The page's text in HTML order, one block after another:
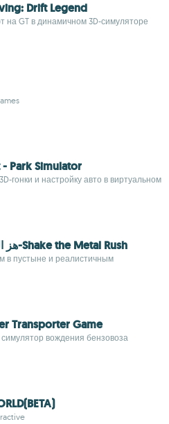
Drift Legend
на GT в динамичном 3D-симуляторе
Park Simulator
гонки и настройку авто в виртуальном
هز الحديد تطويف-Shake the Metal Rush
в пустыне и реалистичным
Transporter Game
вождения бензовоза